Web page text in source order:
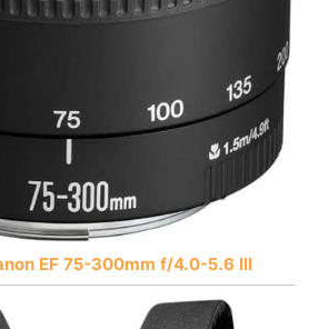
EF 75-300mm f/4.0-5.6 III